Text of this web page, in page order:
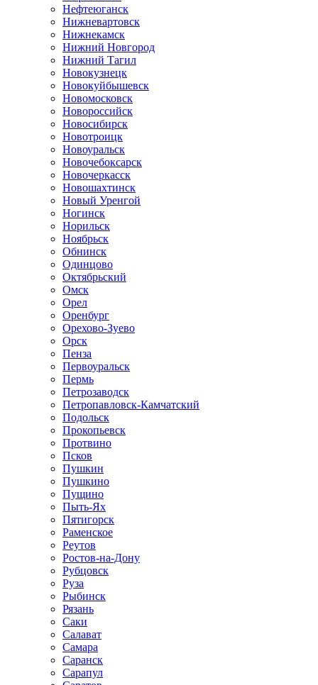
Нефтеюганск
Нижневартовск
Нижнекамск
Нижний Новгород
Нижний Тагил
Новокузнецк
Новокуйбышевск
Новомосковск
Новороссийск
Новосибирск
Новотроицк
Новоуральск
Новочебоксарск
Новочеркасск
Новошахтинск
Новый Уренгой
Ногинск
Норильск
Ноябрьск
Обнинск
Одинцово
Октябрьский
Омск
Орел
Оренбург
Орехово-Зуево
Орск
Пенза
Первоуральск
Пермь
Петрозаводск
Петропавловск-Камчатский
Подольск
Прокопьевск
Протвино
Псков
Пушкин
Пушкино
Пущино
Пыть-Ях
Пятигорск
Раменское
Реутов
Ростов-на-Дону
Рубцовск
Руза
Рыбинск
Рязань
Саки
Салават
Самара
Саранск
Сарапул